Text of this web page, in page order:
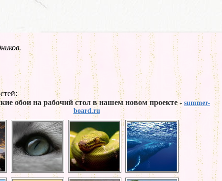
обои на рабочий стол в нашем новом проекте - summer-
board.ru